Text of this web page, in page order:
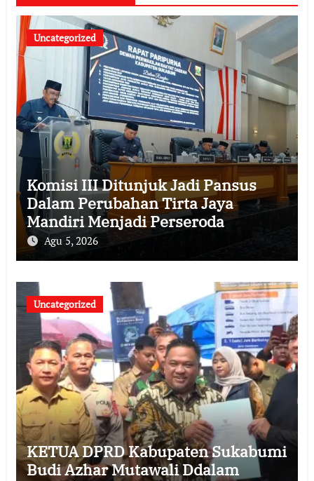
Uncategorized
Komisi III Ditunjuk Jadi Pansus
Dalam Perubahan Tirta Jaya
Mandiri Menjadi Perseroda
Agu 5, 2026
Uncategorized
KETUA DPRD Kabupaten Sukabumi
Budi Azhar Mutawali Ddalam